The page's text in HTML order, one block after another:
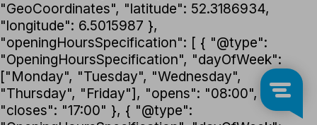
"GeoCoordinates", "latitude": 52.3186934,
"longitude": 6.5015987 },
"openingHoursSpecification": [ { "@type":
"OpeningHoursSpecification", "dayOfWeek":
["Monday", "Tuesday", "Wednesday",
"Thursday", "Friday"], "opens": "08:00",
"closes": "17:00" }, { "@type":